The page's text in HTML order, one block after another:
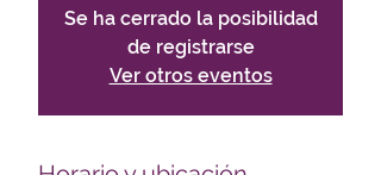
Se ha cerrado la posibilidad
de registrarse
Ver otros eventos